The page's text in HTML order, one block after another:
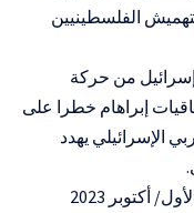
الفلسطينيين
من حركة
إبراهام خطرا على
الإسرائيلي يهدد
وأكد التقرير أن هجوم السابع من تشرين الأول/ أكتوبر 2023